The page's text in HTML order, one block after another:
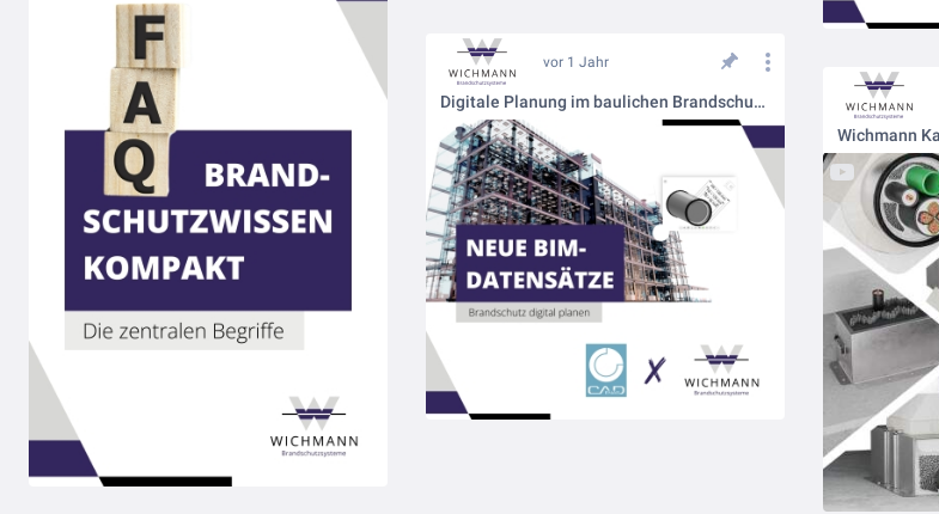
vor 1 Jahr
Digitale Planung im baulichen Brandschutz: Neue BIM-Datensätze von Wichmann Brandschutzsysteme